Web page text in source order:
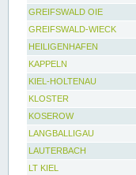
GREIFSWALD OIE
GREIFSWALD-WIECK
HEILIGENHAFEN
KAPPELN
KIEL-HOLTENAU
KLOSTER
KOSEROW
LANGBALLIGAU
LAUTERBACH
LT KIEL